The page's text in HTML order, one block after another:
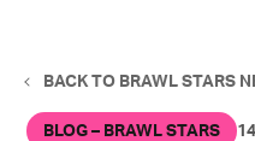
BACK TO BRAWL STARS
BLOG – BRAWL STARS